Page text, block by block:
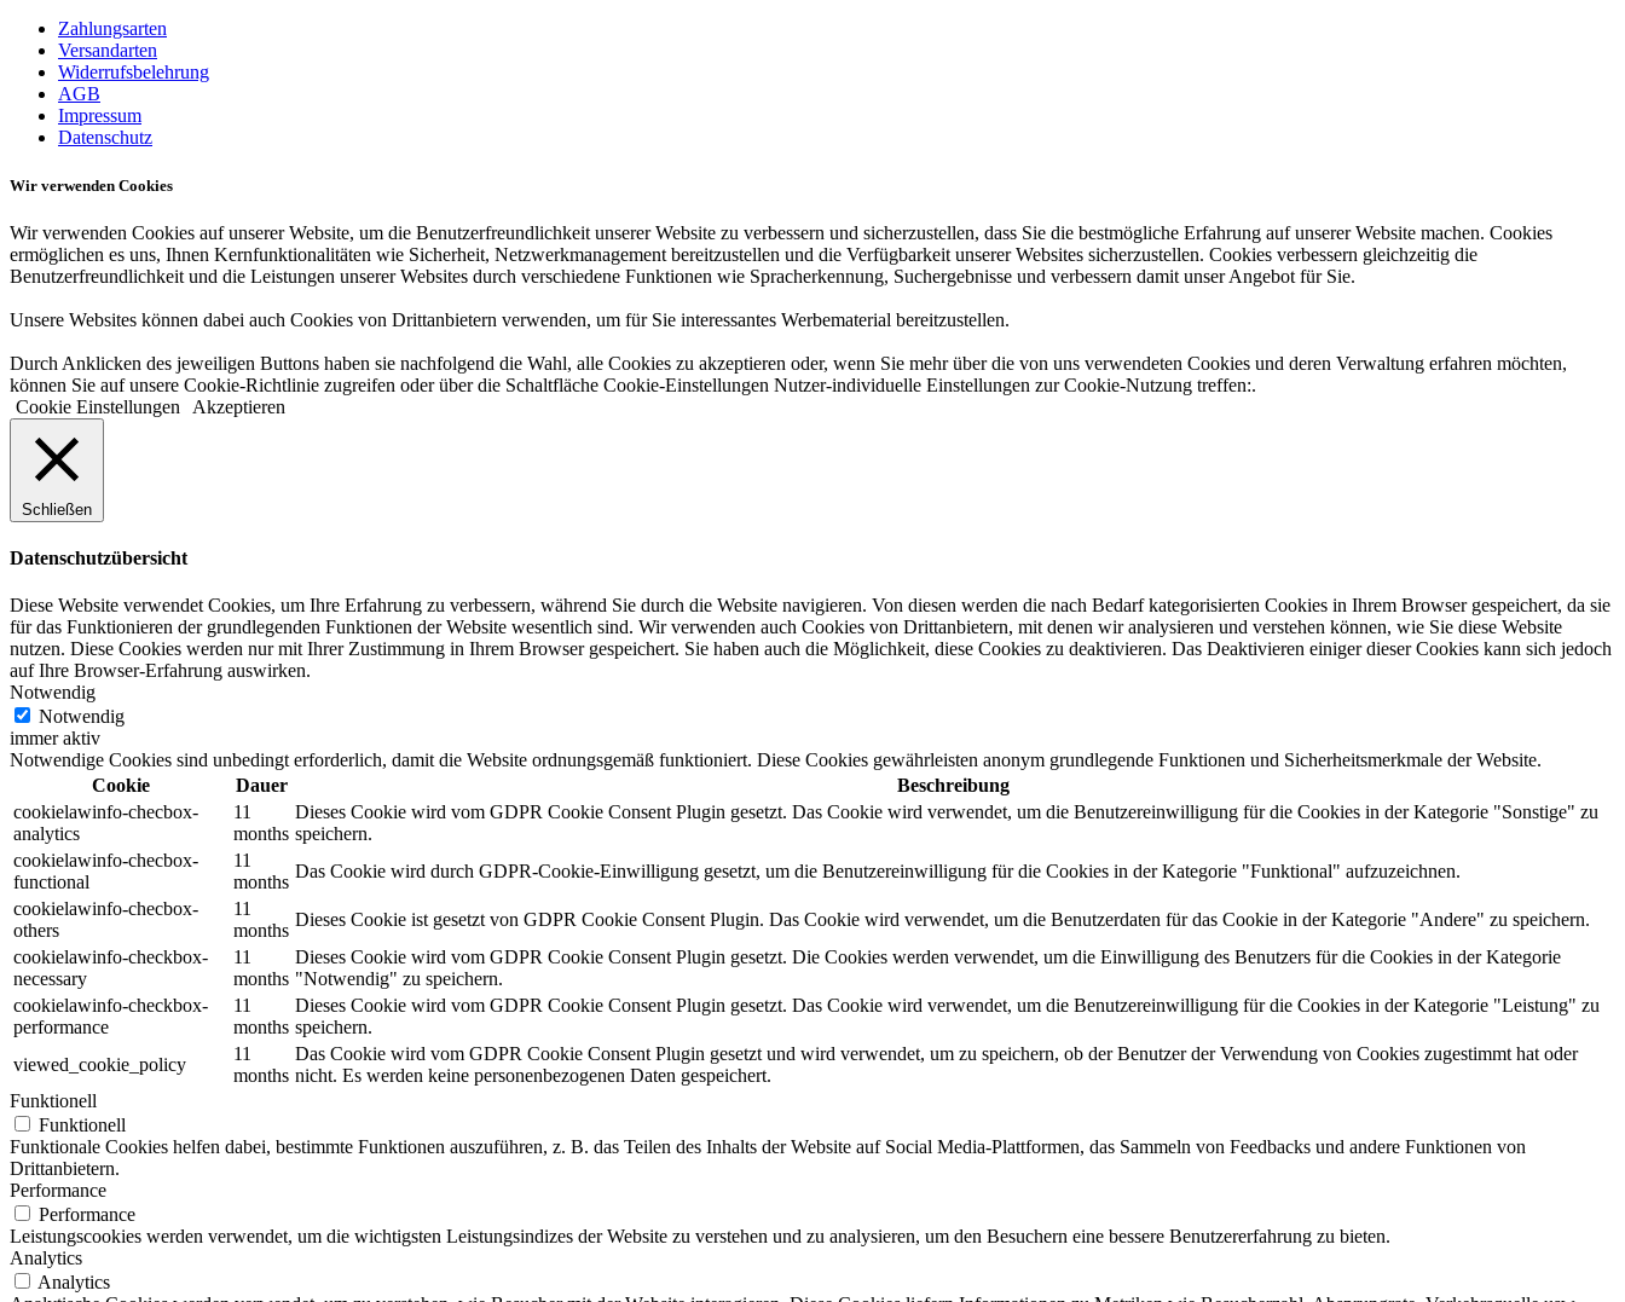
Zahlungsarten
Versandarten
Widerrufsbelehrung
AGB
Impressum
Datenschutz
Wir verwenden Cookies
Wir verwenden Cookies auf unserer Website, um die Benutzerfreundlichkeit unserer Website zu verbessern und sicherzustellen, dass Sie die bestmögliche Erfahrung auf unserer Website machen. Cookies
ermöglichen es uns, Ihnen Kernfunktionalitäten wie Sicherheit, Netzwerkmanagement bereitzustellen und die Verfügbarkeit unserer Websites sicherzustellen. Cookies verbessern gleichzeitig die
Benutzerfreundlichkeit und die Leistungen unserer Websites durch verschiedene Funktionen wie Spracherkennung, Suchergebnisse und verbessern damit unser Angebot für Sie.
Unsere Websites können dabei auch Cookies von Drittanbietern verwenden, um für Sie interessantes Werbematerial bereitzustellen.
Durch Anklicken des jeweiligen Buttons haben sie nachfolgend die Wahl, alle Cookies zu akzeptieren oder, wenn Sie mehr über die von uns verwendeten Cookies und deren Verwaltung erfahren möchten,
können Sie auf unsere Cookie-Richtlinie zugreifen oder über die Schaltfläche Cookie-Einstellungen Nutzer-individuelle Einstellungen zur Cookie-Nutzung treffen:.
Cookie Einstellungen
Akzeptieren
Schließen
Datenschutzübersicht
Diese Website verwendet Cookies, um Ihre Erfahrung zu verbessern, während Sie durch die Website navigieren. Von diesen werden die nach Bedarf kategorisierten Cookies in Ihrem Browser gespeichert, da sie
für das Funktionieren der grundlegenden Funktionen der Website wesentlich sind. Wir verwenden auch Cookies von Drittanbietern, mit denen wir analysieren und verstehen können, wie Sie diese Website
nutzen. Diese Cookies werden nur mit Ihrer Zustimmung in Ihrem Browser gespeichert. Sie haben auch die Möglichkeit, diese Cookies zu deaktivieren. Das Deaktivieren einiger dieser Cookies kann sich jedoch
auf Ihre Browser-Erfahrung auswirken.
Notwendig
Notwendig
immer aktiv
Notwendige Cookies sind unbedingt erforderlich, damit die Website ordnungsgemäß funktioniert. Diese Cookies gewährleisten anonym grundlegende Funktionen und Sicherheitsmerkmale der Website.
Cookie
Dauer
Beschreibung
cookielawinfo-checbox-
analytics
11
months
Dieses Cookie wird vom GDPR Cookie Consent Plugin gesetzt. Das Cookie wird verwendet, um die Benutzereinwilligung für die Cookies in der Kategorie "Sonstige" zu
speichern.
cookielawinfo-checbox-
functional
11
months
Das Cookie wird durch GDPR-Cookie-Einwilligung gesetzt, um die Benutzereinwilligung für die Cookies in der Kategorie "Funktional" aufzuzeichnen.
cookielawinfo-checbox-
others
11
months
Dieses Cookie ist gesetzt von GDPR Cookie Consent Plugin. Das Cookie wird verwendet, um die Benutzerdaten für das Cookie in der Kategorie "Andere" zu speichern.
cookielawinfo-checkbox-
necessary
11
months
Dieses Cookie wird vom GDPR Cookie Consent Plugin gesetzt. Die Cookies werden verwendet, um die Einwilligung des Benutzers für die Cookies in der Kategorie
"Notwendig" zu speichern.
cookielawinfo-checkbox-
performance
11
months
Dieses Cookie wird vom GDPR Cookie Consent Plugin gesetzt. Das Cookie wird verwendet, um die Benutzereinwilligung für die Cookies in der Kategorie "Leistung" zu
speichern.
viewed_cookie_policy
11
months
Das Cookie wird vom GDPR Cookie Consent Plugin gesetzt und wird verwendet, um zu speichern, ob der Benutzer der Verwendung von Cookies zugestimmt hat oder
nicht. Es werden keine personenbezogenen Daten gespeichert.
Funktionell
Funktionell
Funktionale Cookies helfen dabei, bestimmte Funktionen auszuführen, z. B. das Teilen des Inhalts der Website auf Social Media-Plattformen, das Sammeln von Feedbacks und andere Funktionen von
Drittanbietern.
Performance
Performance
Leistungscookies werden verwendet, um die wichtigsten Leistungsindizes der Website zu verstehen und zu analysieren, um den Besuchern eine bessere Benutzererfahrung zu bieten.
Analytics
Analytics